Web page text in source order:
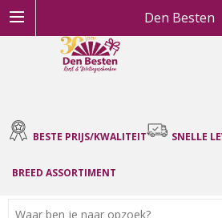
Den Besten
BESTE PRIJS/KWALITEIT SNELLE
BREED ASSORTIMENT